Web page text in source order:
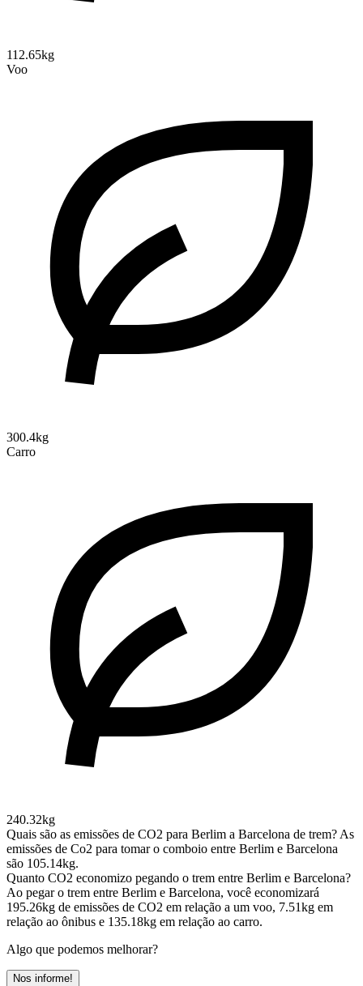
112.65kg
Voo
300.4kg
Carro
240.32kg
Quais são as emissões de CO2 para Berlim a Barcelona de trem? As
emissões de Co2 para tomar o comboio entre Berlim e Barcelona
são 105.14kg.
Quanto CO2 economizo pegando o trem entre Berlim e Barcelona?
Ao pegar o trem entre Berlim e Barcelona, você economizará
195.26kg de emissões de CO2 em relação a um voo, 7.51kg em
relação ao ônibus e 135.18kg em relação ao carro.
Algo que podemos melhorar?
Nos informe!